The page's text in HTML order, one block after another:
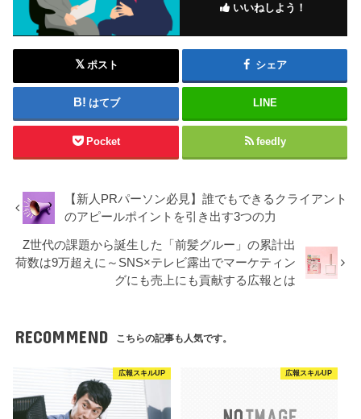
いいねしよう！
ポスト シェア
はてブ LINE
Pocket feedly
【新人PRパーソン必見】誰でもできるクライアント
のアピールポイントを引き出す3つの力
Z世代の課題から誕生した「前髪グルー」の累計出
荷数は9万超えに～SNS×テレビ露出でマーケティン
グにも売上にも貢献する広報とは
RECOMMEND こちらの記事も人気です。
広報スキルUP 広報スキルUP